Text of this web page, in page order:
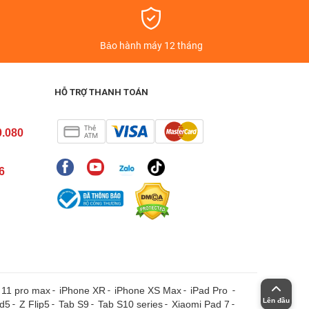
Bảo hành máy 12 tháng
HỖ TRỢ THANH TOÁN
pro max- iPhone XR - iPhone XS Max- iPad Pro -
- Z Flip5- Tab S9 - Tab S10 series- Xiaomi Pad 7 - Lên đầu